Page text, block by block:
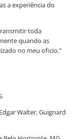
a experiência do
toda
quando as
no meu oficio."
Walter, Guignard